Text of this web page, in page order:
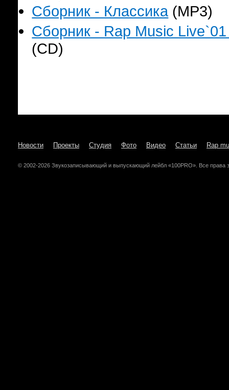
Сборник - Классика(MP3)
Сборник - Rap Music
(CD)
Новости Проекты Студия Фото Видео Статьи Rap
© 2002-2026 Звукозаписывающий и выпускающий лейбл «100PRO». Все